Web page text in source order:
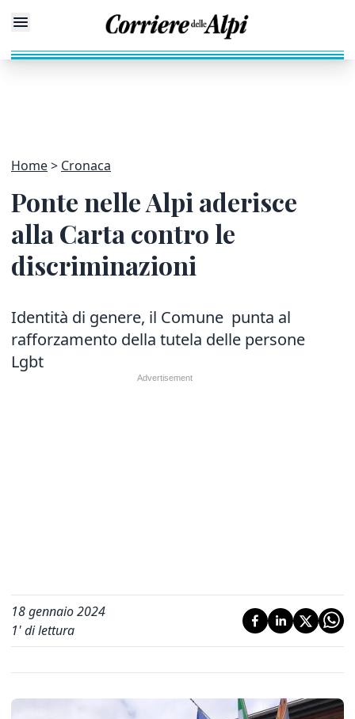
Home Cronaca
Ponte nelle Alpi aderisce
alla Carta contro le
discriminazioni
Identità di genere, il Comune punta al
rafforzamento della tutela delle persone
Lgbt
18 gennaio 2024
1' di lettura